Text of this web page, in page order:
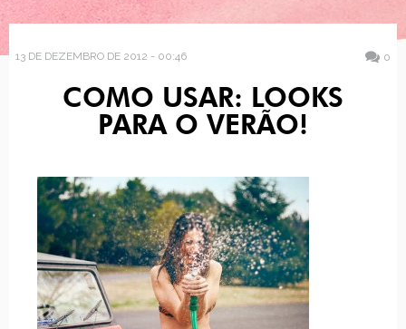
13 DE DEZEMBRO DE 2012 - 00:46 0
COMO USAR: LOOKS
PARA O VERÃO!